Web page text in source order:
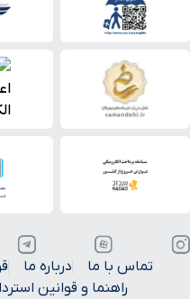
قوانین و مقررات
اپلیکیشن
راهکارهای سازمانی